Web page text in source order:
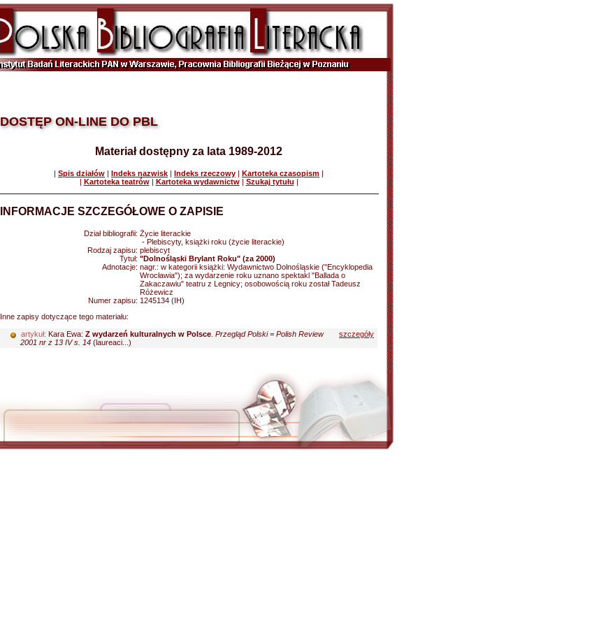
DOSTĘP ON-LINE DO PBL
Materiał dostępny za lata 1989-2012
| Spis działów | Indeks nazwisk | Indeks rzeczowy | Kartoteka czasopism |
| Kartoteka teatrów| Kartoteka wydawnictw| Szukaj tytułu |
INFORMACJE SZCZEGÓŁOWE O ZAPISIE
Dział bibliografii: Życie literackie
- Plebiscyty, książki roku (życie literackie)
Rodzaj zapisu: plebiscyt
Tytuł: "Dolnośląski Brylant Roku" (za 2000)
Adnotacje: nagr.: w kategorii książki: Wydawnictwo Dolnośląskie ("Encyklopedia
Wrocławia"); za wydarzenie roku uznano spektakl "Ballada o
Zakaczawiu" teatru z Legnicy; osobowością roku został Tadeusz
Różewicz
Numer zapisu: 1245134 (IH)
Inne zapisy dotyczące tego materiału:
artykuł: Kara Ewa: Z wydarzeń kulturalnych w Polsce Przegląd Polski = Polish Review
2001 nr z 13 IV s. 14 (laureaci...)
szczegóły